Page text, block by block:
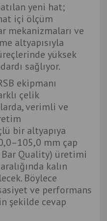
yeni hat;
içi ölçüm
mekanizmaları ve
altyapısıyla
yüksek
sağlıyor.
ekipmanı
çelik
verimli ve
bir altyapıya
mm çap
Bar Quality) üretimi
kalın
Böylece
ve performans
şekilde cevap